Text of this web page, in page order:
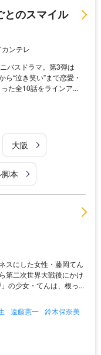
のスマイル
ンテレ
バスドラマ。第3弾は
ら“泣き笑い”まで恋愛・
た全10話をラインア...
大阪
本
スにした女性・藤岡てん
第二次世界大戦後にかけ
の少女・てんは、根っ...
遠藤憲一 鈴木保奈美